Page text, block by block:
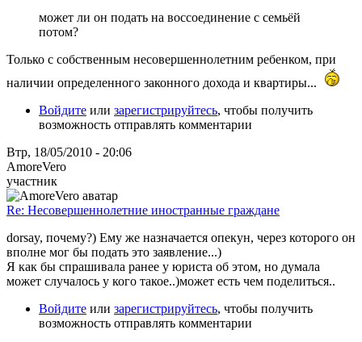
может ли он подать на воссоединение с семьёй
потом?
Только с собственным несовершеннолетним ребенком, при
наличии определенного законного дохода и квартиры...
Войдите или зарегистрируйтесь, чтобы получить
возможность отправлять комментарии
Втр, 18/05/2010 - 20:06
AmoreVero
участник
Re: Несовершеннолетние иностранные граждане
dorsay, почему?) Ему же назначается опекун, через которого он
вполне мог бы подать это заявление...)
Я как бы спрашивала ранее у юриста об этом, но думала
может случалось у кого такое..)может есть чем поделиться..
Войдите или зарегистрируйтесь, чтобы получить
возможность отправлять комментарии